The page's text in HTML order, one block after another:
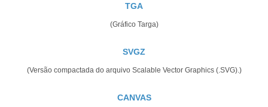
TGA
(Gráfico Targa)
SVGZ
(Versão compactada do arquivo Scalable Vector Graphics (.SVG).)
CANVAS